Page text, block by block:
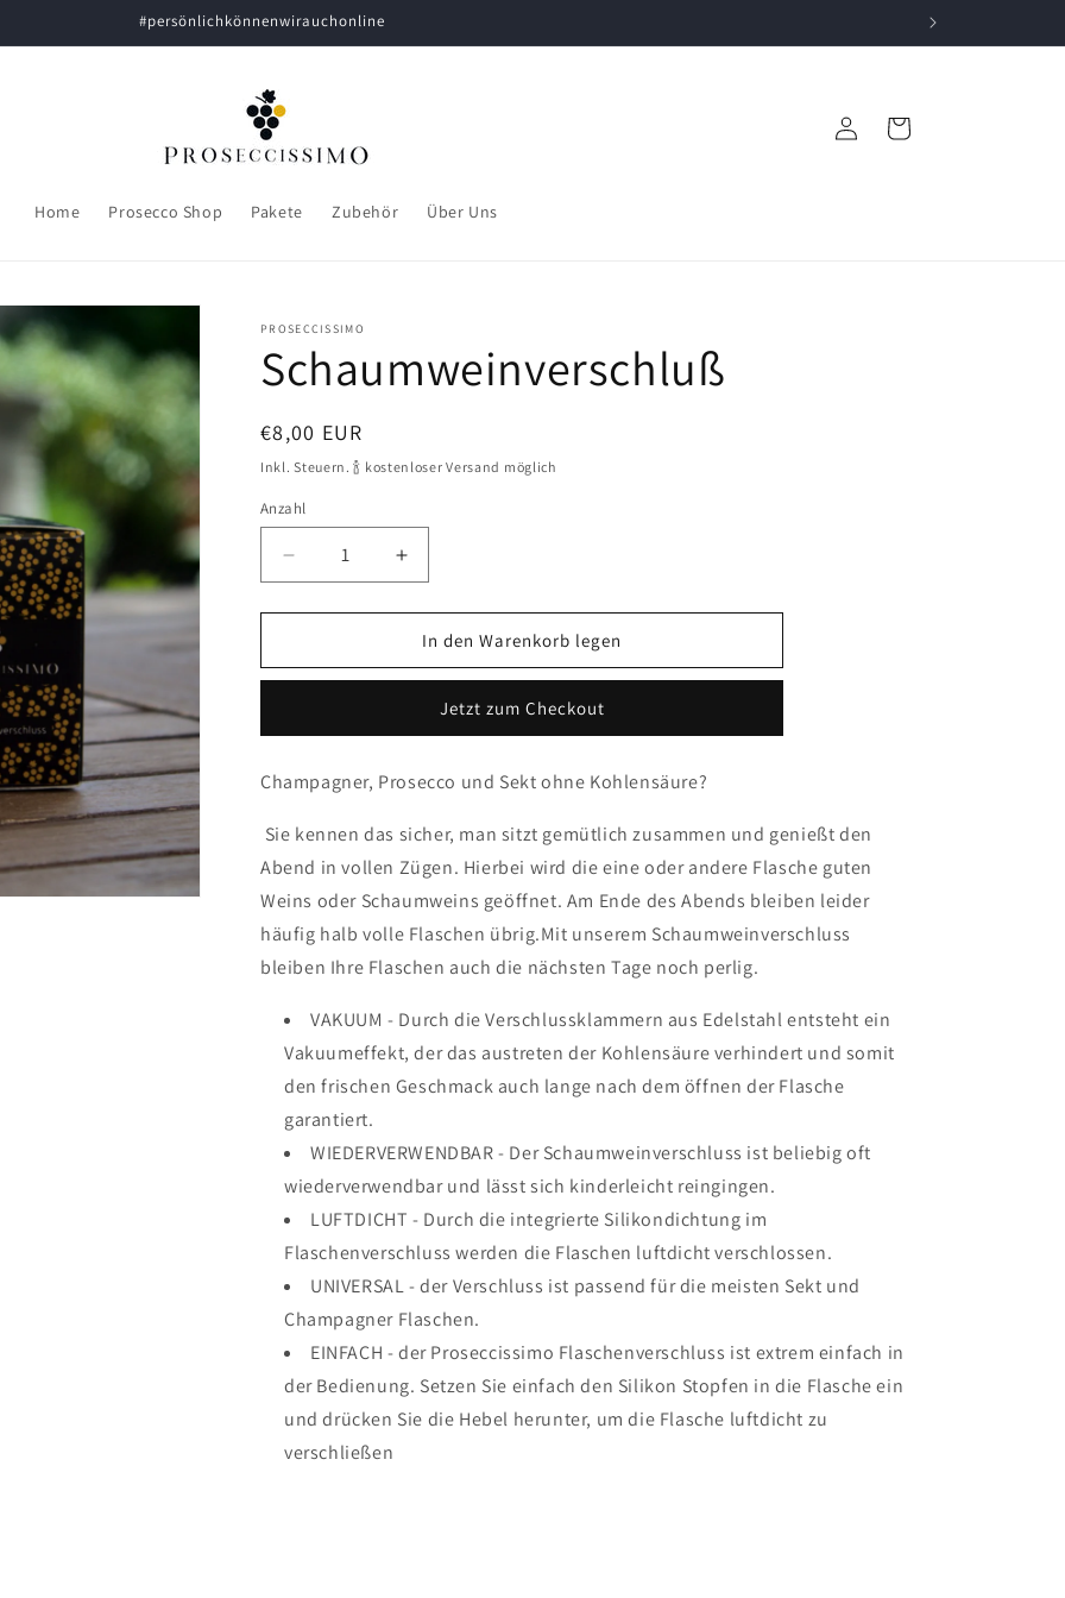
#persönlichkönnenwirauchonline
Home Prosecco Shop Pakete Zubehör Über Uns
EinloggenWarenkorb
PROSECCISSIMO
Schaumweinverschluß
Normaler
Preis
€8,00 EUR
Inkl. Steuern. 🍾 kostenloser Versand möglich
Anzahl
Anzahl
Verringere
die
Menge
Schaumweinverschluß
Erhöhe
die
Menge
für
Schaumweinverschluß
In den Warenkorb legen
Jetzt zum Checkout
Champagner, Prosecco und Sekt ohne Kohlensäure?
Sie kennen das sicher, man sitzt gemütlich zusammen und genießt den
Abend in vollen Zügen. Hierbei wird die eine oder andere Flasche guten
Weins oder Schaumweins geöffnet. Am Ende des Abends bleiben leider
häufig halb volle Flaschen übrig.Mit unserem Schaumweinverschluss
bleiben Ihre Flaschen auch die nächsten Tage noch perlig.
VAKUUM - Durch die Verschlussklammern aus Edelstahl entsteht ein
Vakuumeffekt, der das austreten der Kohlensäure verhindert und somit
den frischen Geschmack auch lange nach dem öffnen der Flasche
garantiert.
WIEDERVERWENDBAR - Der Schaumweinverschluss ist beliebig oft
wiederverwendbar und lässt sich kinderleicht reingingen.
LUFTDICHT - Durch die integrierte Silikondichtung im
Flaschenverschluss werden die Flaschen luftdicht verschlossen.
UNIVERSAL - der Verschluss ist passend für die meisten Sekt und
Champagner Flaschen.
EINFACH - der Proseccissimo Flaschenverschluss ist extrem einfach in
der Bedienung. Setzen Sie einfach den Silikon Stopfen in die Flasche ein
und drücken Sie die Hebel herunter, um die Flasche luftdicht zu
verschließen